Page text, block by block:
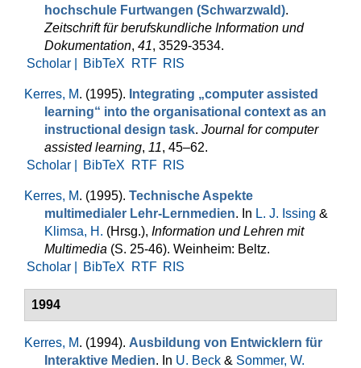
hochschule Furtwangen (Schwarzwald).
Zeitschrift für berufs­kundliche Information und
Dokumentation, 41, 3529-3534.
Scholar |
BibTeX RTF RIS
Kerres, M. (1995). Integrating „computer assisted
learning“ into the organisational context as an
instructional design task. Journal for computer
assisted learning, 11, 45–62.
Scholar |
BibTeX RTF RIS
Kerres, M. (1995). Technische Aspekte
multimedialer Lehr-Lernmedien. In L. J. Issing &
Klimsa, H. (Hrsg.), Information und Lehren mit
Multimedia (S. 25-46). Weinheim: Beltz.
Scholar |
BibTeX RTF RIS
1994
Kerres, M. (1994). Ausbildung von Entwicklern für
Interaktive Medien. In U. Beck & Sommer, W.